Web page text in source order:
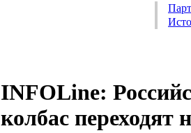
INFOLine:
колбас переходят